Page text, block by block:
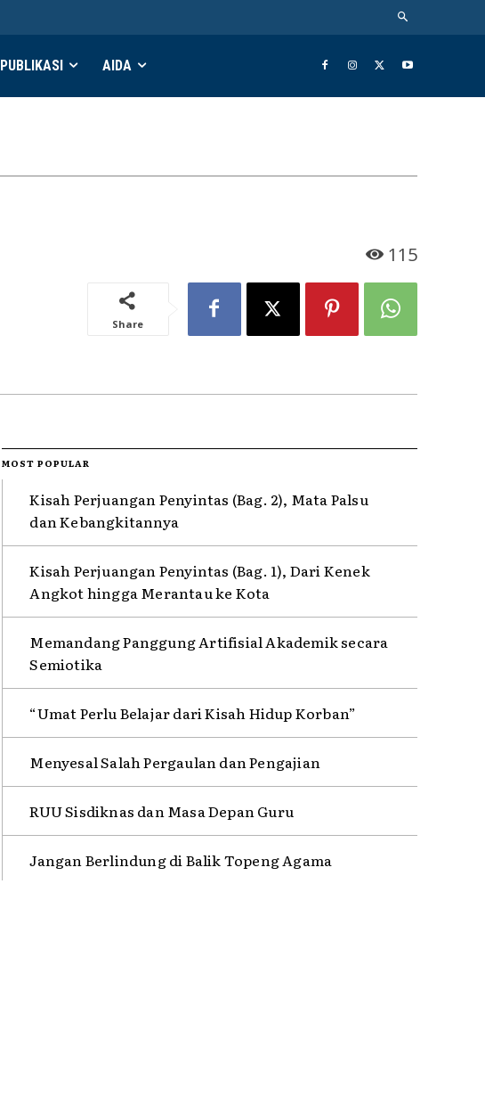
PUBLIKASI AIDA
115
Share
MOST POPULAR
Kisah Perjuangan Penyintas (Bag. 2), Mata Palsu
dan Kebangkitannya
Kisah Perjuangan Penyintas (Bag. 1), Dari Kenek
Angkot hingga Merantau ke Kota
Memandang Panggung Artifisial Akademik secara
Semiotika
“Umat Perlu Belajar dari Kisah Hidup Korban”
Menyesal Salah Pergaulan dan Pengajian
RUU Sisdiknas dan Masa Depan Guru
Jangan Berlindung di Balik Topeng Agama